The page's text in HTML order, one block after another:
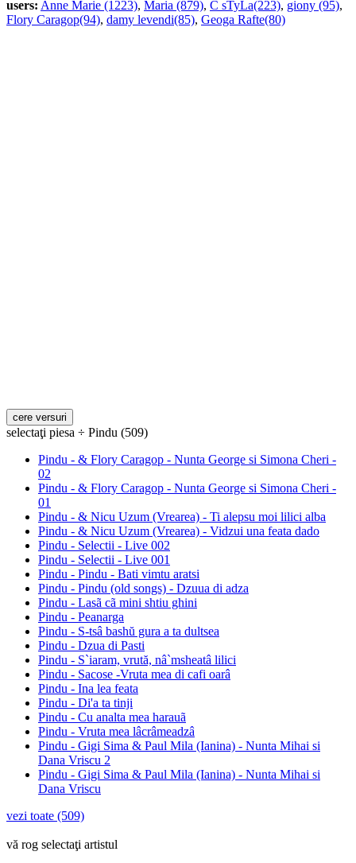
users: Anne Marie (1223), Maria (879), C sTyLa(223), giony (95),
Flory Caragop(94), damy levendi(85), Geoga Rafte(80)
selectaţi piesa ÷ Pindu (509)
Pindu - & Flory Caragop - Nunta George si Simona Cheri -
02
Pindu - & Flory Caragop - Nunta George si Simona Cheri -
01
Pindu - & Nicu Uzum (Vrearea) - Ti alepsu moi lilici alba
Pindu - & Nicu Uzum (Vrearea) - Vidzui una feata dado
Pindu - Selectii - Live 002
Pindu - Selectii - Live 001
Pindu - Pindu - Bati vimtu aratsi
Pindu - Pindu (old songs) - Dzuua di adza
Pindu - Lasã cã mini shtiu ghini
Pindu - Peanarga
Pindu - S-tsâ bashŭ gura a ta dultsea
Pindu - Dzua di Pasti
Pindu - S`iaram, vrută, nâ`msheatâ lilici
Pindu - Sacose -Vruta mea di cafi oarâ
Pindu - Ina lea feata
Pindu - Di'a ta tinji
Pindu - Cu analta mea harauã
Pindu - Vruta mea lâcrâmeadzâ
Pindu - Gigi Sima & Paul Mila (Ianina) - Nunta Mihai si
Dana Vriscu 2
Pindu - Gigi Sima & Paul Mila (Ianina) - Nunta Mihai si
Dana Vriscu
vezi toate (509)
vă rog selectaţi artistul